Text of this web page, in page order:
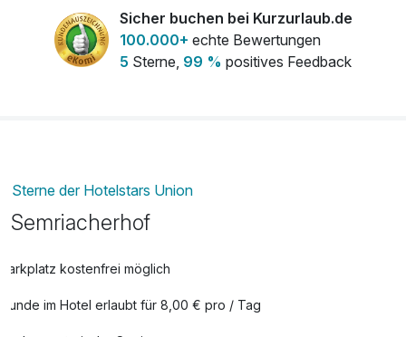
Obstkorb pro Zimmer
pro Zimmer
Rowein-Verkostung pro Person
Weinverkostung pro Person
Sicher buchen bei Kurzurlaub.de
100.000+ echte Bewertungen
5 Sterne, 99 % positives Feedback
Sterne der Hotelstars Union
Semriacherhof
Parkplatz kostenfrei möglich
Hunde im Hotel erlaubt für 8,00 € pro / Tag